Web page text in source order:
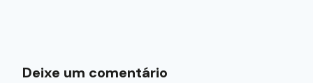
Deixe um comentário